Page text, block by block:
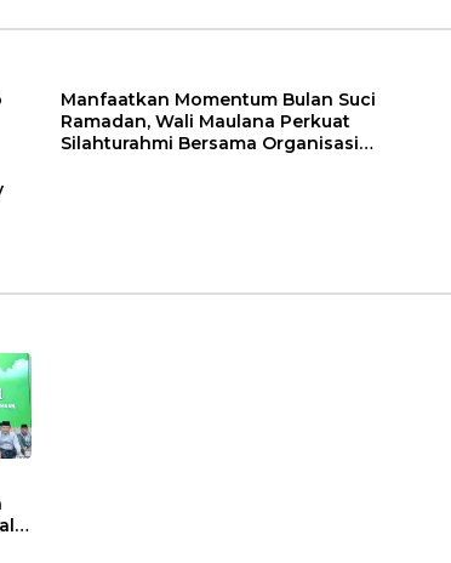
di Kota Jambi
Manfaatkan Momentum Bulan Suci
Ramadan, Wali Maulana Perkuat
Silahturahmi Bersama Organisasi